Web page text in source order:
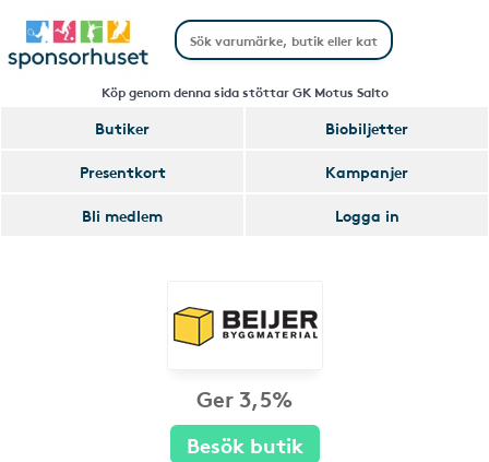
Köp genom denna sida stöttar GK Motus Salto
Butiker
Biobiljetter
Presentkort
Kampanjer
Bli medlem
Logga in
Ger 3,5%
Besök butik